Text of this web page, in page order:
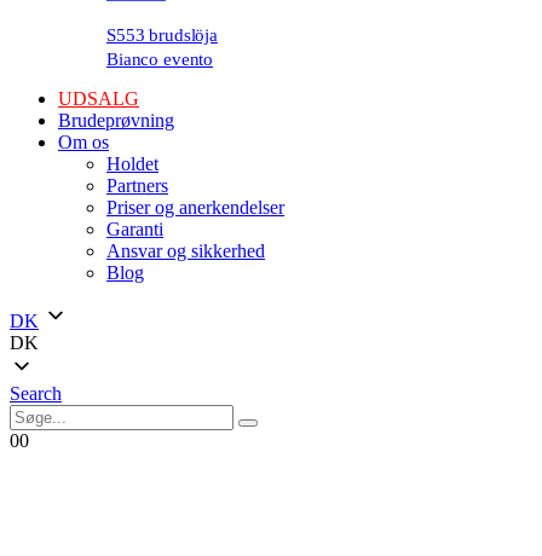
S553 brudslöja
Bianco evento
UDSALG
Brudeprøvning
Om os
Holdet
Partners
Priser og anerkendelser
Garanti
Ansvar og sikkerhed
Blog
DK
DK
Search
00